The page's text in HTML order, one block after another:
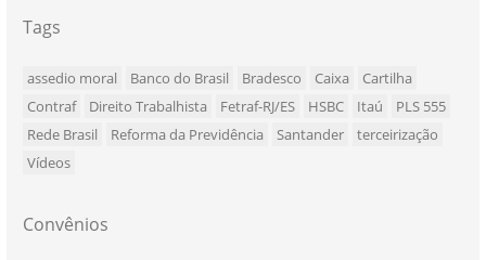
Tags
assedio moral Banco do Brasil Bradesco Caixa
Cartilha
Contraf
Direito Trabalhista Fetraf-RJ/ES HSBC Itaú
PLS 555
Rede Brasil
Reforma da Previdência Santander
terceirização
Vídeos
Convênios